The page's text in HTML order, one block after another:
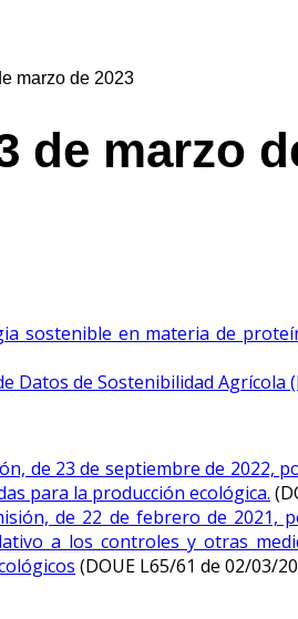
marzo de 2023
de marzo
sostenible en materia de
Datos de Sostenibilidad Agrícola
de 23 de septiembre de 2022,
para la producción ecológica.
de 22 de febrero de
a los controles y otras
(DOUE L65/61 de 02/03/